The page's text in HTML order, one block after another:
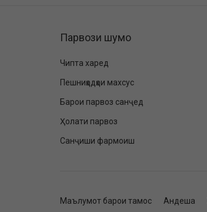
Парвози шумо
Чипта харед
Пешниҳодҳои махсус
Барои парвоз санҷед
Ҳолати парвоз
Санҷиши фармоиш
Маълумот барои тамос Андеша